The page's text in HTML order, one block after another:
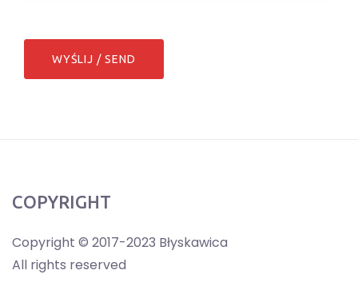
COPYRIGHT
Copyright © 2017-2023 Błyskawica
All rights reserved